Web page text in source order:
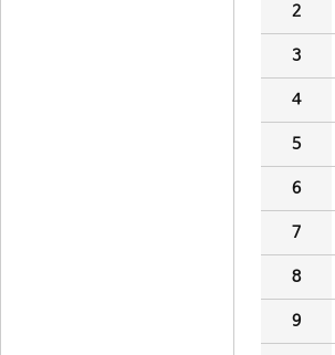
2
3
4
5
6
7
8
9